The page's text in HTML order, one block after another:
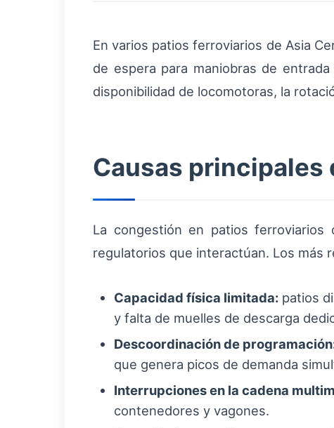
En varios patios ferroviarios de Asia
de espera para maniobras de
disponibilidad de locomotoras, la
Causas principales
La congestión en patios
regulatorios que interactúan. Los más
Capacidad física limitada: patios
y falta de muelles de descarga
Descoordinación de
que genera picos de demanda
Interrupciones en la cadena
contenedores y vagones.